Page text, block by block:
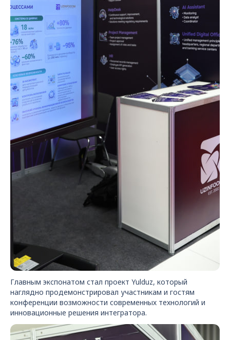
Главным экспонатом стал проект Yulduz, который
наглядно продемонстрировал участникам и гостям
конференции возможности современных технологий и
инновационные решения интегратора.